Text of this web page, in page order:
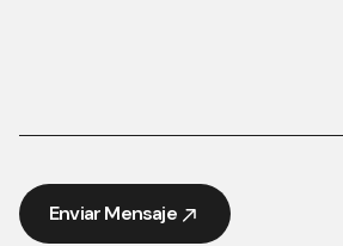
Enviar Mensaje
Enviar Mensaje